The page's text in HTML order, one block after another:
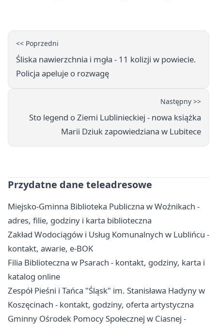
<< Poprzedni
Śliska nawierzchnia i mgła - 11 kolizji w powiecie.
Policja apeluje o rozwagę
Następny >>
Sto legend o Ziemi Lublinieckiej - nowa książka
Marii Dziuk zapowiedziana w Lubitece
Przydatne dane teleadresowe
Miejsko-Gminna Biblioteka Publiczna w Woźnikach -
adres, filie, godziny i karta biblioteczna
Zakład Wodociągów i Usług Komunalnych w Lublińcu -
kontakt, awarie, e-BOK
Filia Biblioteczna w Psarach - kontakt, godziny, karta i
katalog online
Zespół Pieśni i Tańca "Śląsk" im. Stanisława Hadyny w
Koszęcinach - kontakt, godziny, oferta artystyczna
Gminny Ośrodek Pomocy Społecznej w Ciasnej -